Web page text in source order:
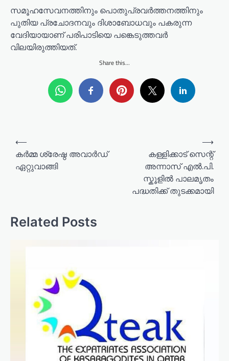
സമൂഹസേവനത്തിനും പൊതുപ്രവർത്തനത്തിനും
പുതിയ പ്രചോദനവും ദിശാബോധവും പകരുന്ന
വേദിയായാണ് പരിപാടിയെ പങ്കെടുത്തവർ
വിലയിരുത്തിയത്.
Share this...
a
⟵
കർമ്മ ശ്രേഷ്ഠ അവാർഡ്
ഏറ്റുവാങ്ങി
കള്ളിക്കാട് സെന്റ്
അന്നാസ് എൽ.പി.
സ്കൂളിൽ പാലമൃതം
പദ്ധതിക്ക് തുടക്കമായി
⟶
Related Posts